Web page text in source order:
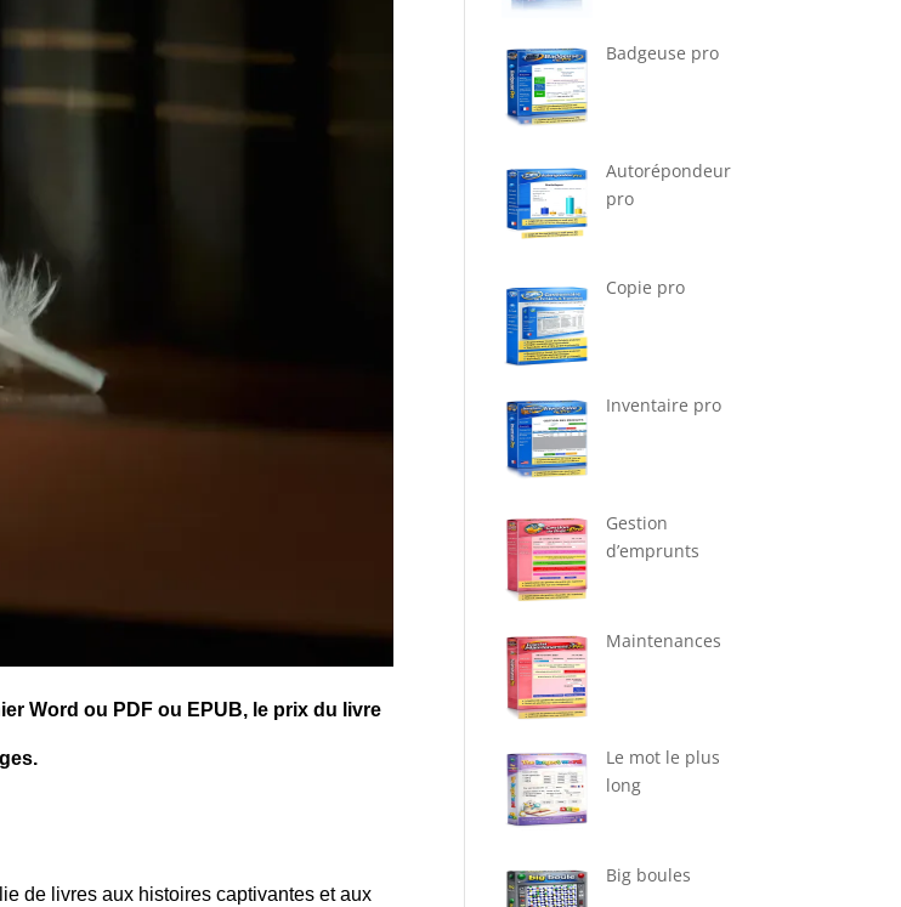
Word ou PDF ou EPUB, le prix du livre
de livres aux histoires captivantes et aux
Badgeuse pro
Autorépondeur
pro
Copie pro
Inventaire pro
Gestion
d’emprunts
Maintenances
Le mot le plus
long
Big boules